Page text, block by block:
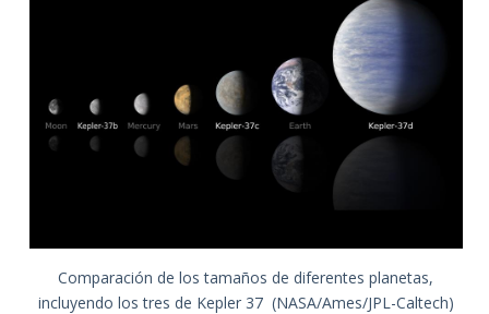
Comparación de los tamaños de diferentes planetas,
incluyendo los tres de Kepler 37 (NASA/Ames/JPL-Caltech)